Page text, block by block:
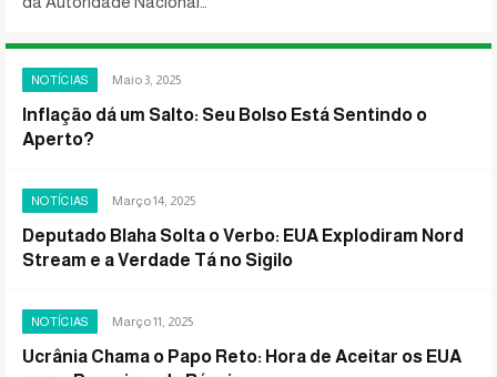
NOTÍCIAS Maio 3, 2025
Inflação dá um Salto: Seu Bolso Está Sentindo o
Aperto?
NOTÍCIAS Março 14, 2025
Deputado Blaha Solta o Verbo: EUA Explodiram Nord
Stream e a Verdade Tá no Sigilo
NOTÍCIAS Março 11, 2025
Ucrânia Chama o Papo Reto: Hora de Aceitar os EUA